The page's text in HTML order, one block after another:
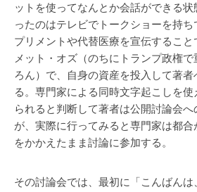
ットを使ってなんとか会話ができる
ったのはテレビでトークショーを持
プリメントや代替医療を宣伝するこ
メット・オズ（のちにトランプ政権
ろん）で、自身の資産を投入して著
る。専門家による同時文字起こしを使
られると判断して著者は公開討論会
が、実際に行ってみると専門家は都
をかかえたまま討論に参加する。
その討論会では、最初に「こんばん